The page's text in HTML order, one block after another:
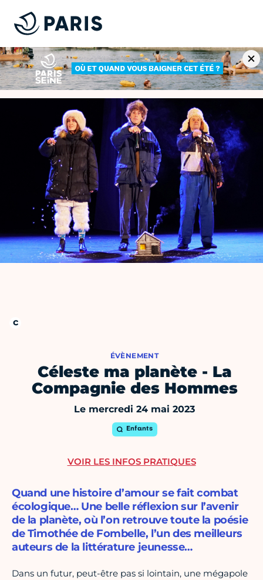
ÉVÈNEMENT
Céleste ma planète - La
Compagnie des Hommes
Le mercredi 24 mai 2023
Enfants
Quand une histoire d’amour se fait combat
écologique… Une belle réflexion sur l’avenir
de la planète, où l’on retrouve toute la poésie
de Timothée de Fombelle, l’un des meilleurs
auteurs de la littérature jeunesse…
Dans un futur, peut-être pas si lointain, une mégapole
VOIR LES INFOS PRATIQUES